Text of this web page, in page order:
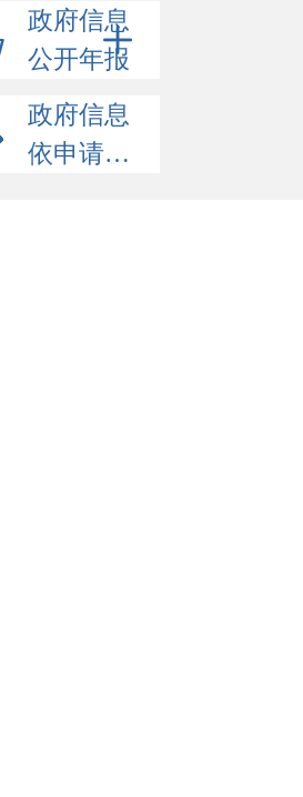
政府信息
公开年报
政府信息
依申请公开